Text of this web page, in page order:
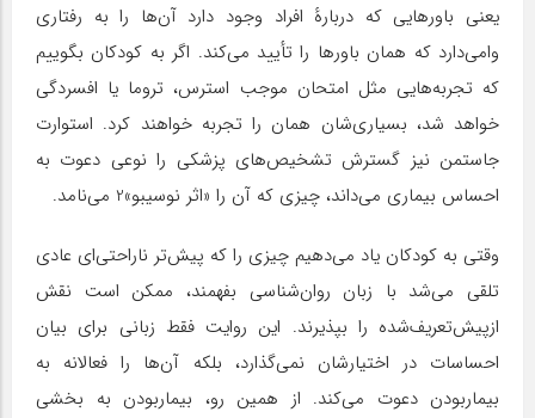
یعنی باورهایی که دربارهٔ افراد وجود دارد آن‌ها را به رفتاری
وامی‌دارد که همان باورها را تأیید می‌کند. اگر به کودکان بگوییم
که تجربه‌هایی مثل امتحان موجب استرس، تروما یا افسردگی
خواهد شد، بسیاری‌شان همان را تجربه خواهند کرد. استوارت
جاستمن نیز گسترش تشخیص‌های پزشکی را نوعی دعوت به
احساس بیماری می‌داند، چیزی که آن را «اثر نوسیبو»2 می‌نامد.
وقتی به کودکان یاد می‌دهیم چیزی را که پیش‌تر ناراحتی‌ای عادی
تلقی می‌شد با زبان روان‌شناسی بفهمند، ممکن است نقش
ازپیش‌تعریف‌شده را بپذیرند. این روایت فقط زبانی برای بیان
احساسات در اختیارشان نمی‌گذارد، بلکه آن‌ها را فعالانه به
بیماربودن دعوت می‌کند. از همین رو، بیماربودن به بخشی